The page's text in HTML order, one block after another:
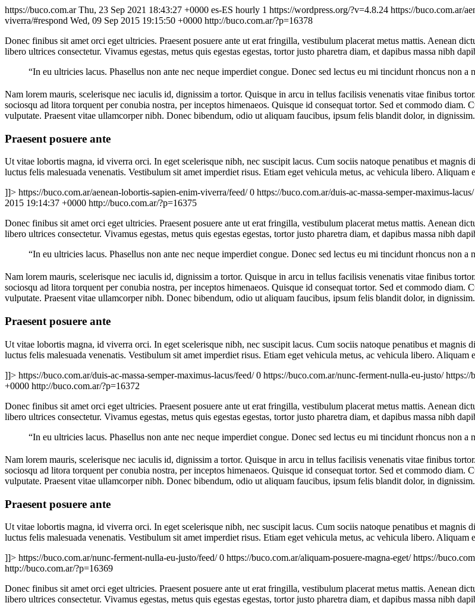
https://buco.com.arThu, 23 Sep 2021 18:43:27 +0000 es-ES hourly 1 https://wordpress.org/?v=4.8.24 https://buco.com.ar/
viverra/#respond Wed, 09 Sep 2015 19:15:50 +0000 http://buco.com.ar/?p=16378
Donec finibus sit amet orci eget ultricies. Praesent posuere ante ut erat fringilla, vestibulum placerat metus mattis. Aenean
libero ultrices consectetur. Vivamus egestas, metus quis egestas egestas, tortor justo pharetra diam, et dapibus massa nibh
“In eu ultricies lacus. Phasellus non ante nec neque imperdiet congue. Donec sed lectus eu mi tincidunt rhoncus non a
Nam lorem mauris, scelerisque nec iaculis id, dignissim a tortor. Quisque in arcu in tellus facilisis venenatis vitae finibus
sociosqu ad litora torquent per conubia nostra, per inceptos himenaeos. Quisque id consequat tortor. Sed et commodo
vulputate. Praesent vitae ullamcorper nibh. Donec bibendum, odio ut aliquam faucibus, ipsum felis blandit dolor, in dignissim.
Praesent posuere ante
Ut vitae lobortis magna, id viverra orci. In eget scelerisque nibh, nec suscipit lacus. Cum sociis natoque penatibus et
luctus felis malesuada venenatis. Vestibulum sit amet imperdiet risus. Etiam eget vehicula metus, ac vehicula libero. Aliquam
]]> https://buco.com.ar/aenean-lobortis-sapien-enim-viverra/feed/ 0 https://buco.com.ar/duis-ac-massa-semper-maximus-lacus/
2015 19:14:37 +0000 http://buco.com.ar/?p=16375
Donec finibus sit amet orci eget ultricies. Praesent posuere ante ut erat fringilla, vestibulum placerat metus mattis. Aenean
libero ultrices consectetur. Vivamus egestas, metus quis egestas egestas, tortor justo pharetra diam, et dapibus massa nibh
“In eu ultricies lacus. Phasellus non ante nec neque imperdiet congue. Donec sed lectus eu mi tincidunt rhoncus non a
Nam lorem mauris, scelerisque nec iaculis id, dignissim a tortor. Quisque in arcu in tellus facilisis venenatis vitae finibus
sociosqu ad litora torquent per conubia nostra, per inceptos himenaeos. Quisque id consequat tortor. Sed et commodo
vulputate. Praesent vitae ullamcorper nibh. Donec bibendum, odio ut aliquam faucibus, ipsum felis blandit dolor, in dignissim.
Praesent posuere ante
Ut vitae lobortis magna, id viverra orci. In eget scelerisque nibh, nec suscipit lacus. Cum sociis natoque penatibus et
luctus felis malesuada venenatis. Vestibulum sit amet imperdiet risus. Etiam eget vehicula metus, ac vehicula libero. Aliquam
]]> https://buco.com.ar/duis-ac-massa-semper-maximus-lacus/feed/ 0 https://buco.com.ar/nunc-ferment-nulla-eu-justo/https://
+0000 http://buco.com.ar/?p=16372
Donec finibus sit amet orci eget ultricies. Praesent posuere ante ut erat fringilla, vestibulum placerat metus mattis. Aenean
libero ultrices consectetur. Vivamus egestas, metus quis egestas egestas, tortor justo pharetra diam, et dapibus massa nibh
“In eu ultricies lacus. Phasellus non ante nec neque imperdiet congue. Donec sed lectus eu mi tincidunt rhoncus non a
Nam lorem mauris, scelerisque nec iaculis id, dignissim a tortor. Quisque in arcu in tellus facilisis venenatis vitae finibus
sociosqu ad litora torquent per conubia nostra, per inceptos himenaeos. Quisque id consequat tortor. Sed et commodo
vulputate. Praesent vitae ullamcorper nibh. Donec bibendum, odio ut aliquam faucibus, ipsum felis blandit dolor, in dignissim.
Praesent posuere ante
Ut vitae lobortis magna, id viverra orci. In eget scelerisque nibh, nec suscipit lacus. Cum sociis natoque penatibus et
luctus felis malesuada venenatis. Vestibulum sit amet imperdiet risus. Etiam eget vehicula metus, ac vehicula libero. Aliquam
]]> https://buco.com.ar/nunc-ferment-nulla-eu-justo/feed/ 0 https://buco.com.ar/aliquam-posuere-magna-eget/https://
http://buco.com.ar/?p=16369
Donec finibus sit amet orci eget ultricies. Praesent posuere ante ut erat fringilla, vestibulum placerat metus mattis. Aenean
libero ultrices consectetur. Vivamus egestas, metus quis egestas egestas, tortor justo pharetra diam, et dapibus massa nibh